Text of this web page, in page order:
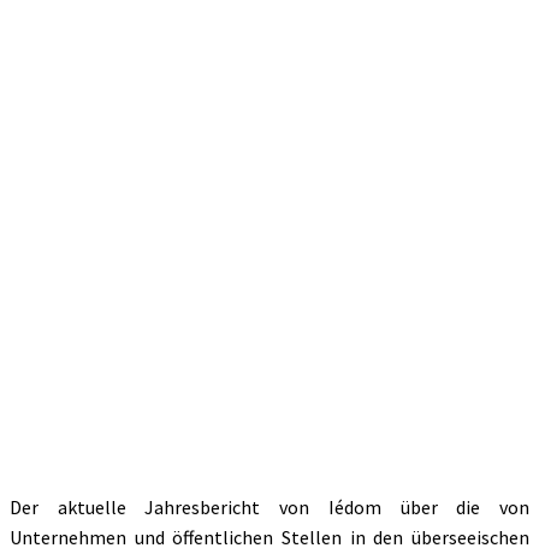
Der aktuelle Jahresbericht von Iédom über die von
Unternehmen und öffentlichen Stellen in den überseeischen